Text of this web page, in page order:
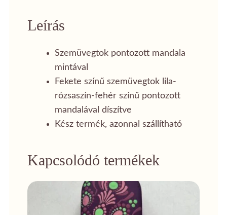
Leírás
Szemüvegtok pontozott mandala
mintával
Fekete színű szemüvegtok lila-
rózsaszín-fehér színű pontozott
mandalával díszítve
Kész termék, azonnal szállítható
Kapcsolódó termékek